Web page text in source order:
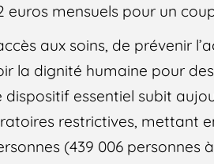
euros mensuels pour un
aux soins, de prévenir
la dignité humaine pour
dispositif essentiel subit
restrictives, mettant
(439 006 personnes